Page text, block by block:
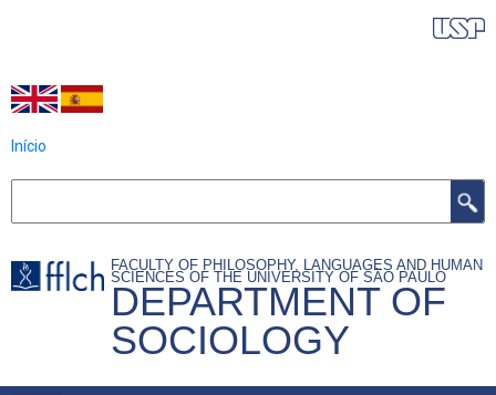
content
Início
FACULTY OF PHILOSOPHY, LANGUAGES AND HUMAN
SCIENCES OF THE UNIVERSITY OF SÃO PAULO
DEPARTMENT OF
SOCIOLOGY